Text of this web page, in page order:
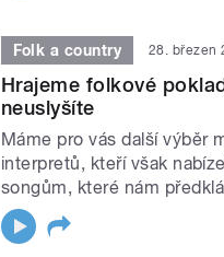
Folk a country 28. březen
Hrajeme folkové
neuslyšíte
Máme pro vás další výběr
interpretů, kteří však
songům, které nám